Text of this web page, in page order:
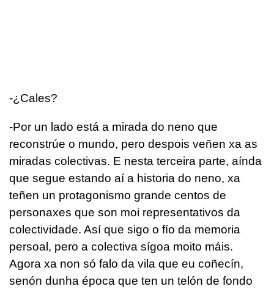
-¿Cales?
-Por un lado está a mirada do neno que
reconstrúe o mundo, pero despois veñen xa as
miradas colectivas. E nesta terceira parte, aínda
que segue estando aí a historia do neno, xa
teñen un protagonismo grande centos de
personaxes que son moi representativos da
colectividade. Así que sigo o fío da memoria
persoal, pero a colectiva sígoa moito máis.
Agora xa non só falo da vila que eu coñecín,
senón dunha época que ten un telón de fondo